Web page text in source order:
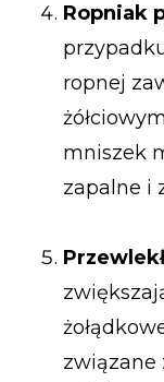
Ropniak
ropnej
mniszek
zapalne i
związane